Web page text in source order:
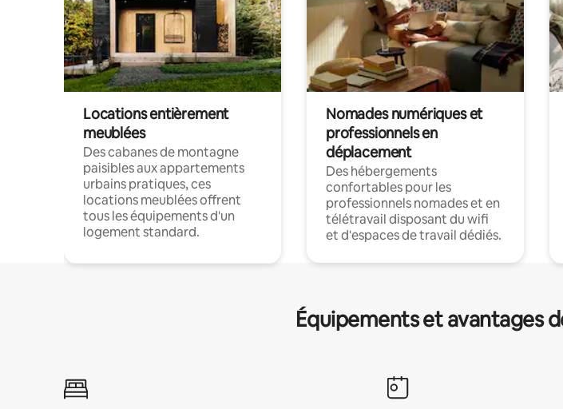
Locations entièrement
meublées
Des cabanes de montagne
paisibles aux appartements
urbains pratiques, ces
locations meublées offrent
tous les équipements d'un
logement standard.
Nomades numériques et
professionnels en
déplacement
Des hébergements
confortables pour les
professionnels nomades et en
télétravail disposant du wifi
et d'espaces de travail dédiés.
Équipements et avantages